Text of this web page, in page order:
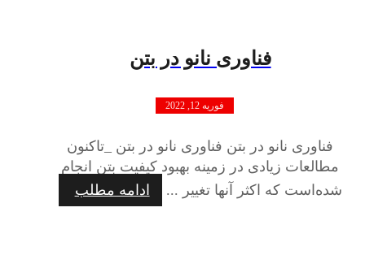
فناوری نانو در بتن
فوریه 12, 2022
فناوری نانو در بتن فناوری نانو در بتن _تاکنون
مطالعات زیادی در زمینه بهبود کیفیت بتن انجام
شده‌است که اکثر آنها تغییر ...
ادامه مطلب